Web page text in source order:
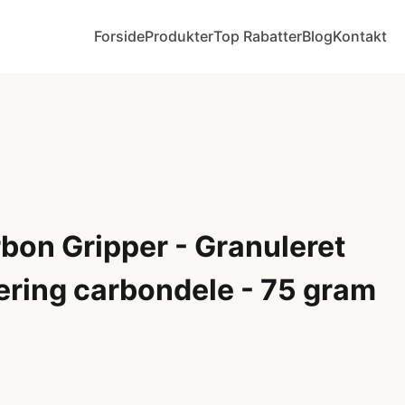
ForsideProdukterTop RabatterBlogKontakt
Gripper - Granuleret
carbondele - 75 gram